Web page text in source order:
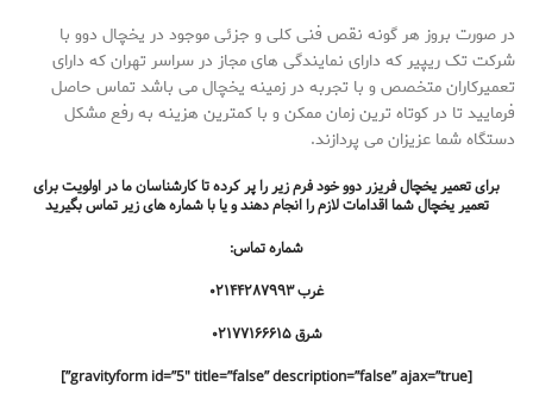
در صورت بروز هر گونه نقص فنی کلی و جزئی موجود در یخچال دوو با
شرکت تک ریپیر که دارای نمایندگی های مجاز در سراسر تهران که دارای
تعمیرکاران متخصص و با تجربه در زمینه یخچال می باشد تماس حاصل
فرمایید تا در کوتاه ترین زمان ممکن و با کمترین هزینه به رفع مشکل
دستگاه شما عزیزان می پردازند.
برای تعمیر یخچال فریزر دوو خود فرم زیر را پر کرده تا کارشناسان ما در اولویت برای
تعمیر یخچال شما اقدامات لازم را انجام دهند و یا با شماره های زیر تماس بگیرید
شماره تماس:
غرب ۰۲۱۴۴۲۸۷۹۹۳
شرق ۰۲۱۷۷۱۶۶۶۱۵
[gravityform id=”5″ title=”false” description=”false” ajax=”true”]